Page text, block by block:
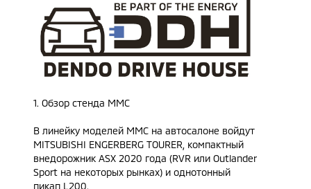
1. Обзор стенда ММС
В линейку моделей MMC на автосалоне войдут
MITSUBISHI ENGERBERG TOURER, компактный
внедорожник ASX 2020 года (RVR или Outlander
Sport на некоторых рынках) и однотонный
пикап L200.